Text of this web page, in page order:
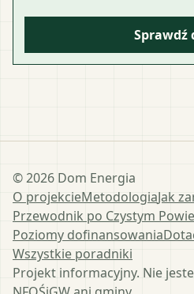
Sprawdź
©2026 Dom Energia
O projekcieMetodologiaJak
Przewodnik po Czystym
Poziomy dofinansowania
Wszystkie poradniki
Projekt informacyjny. Nie